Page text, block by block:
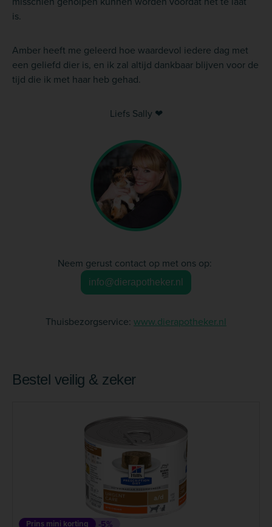
is.
Amber heeft me geleerd hoe waardevol iedere dag met
een geliefd dier is, en ik zal altijd dankbaar blijven voor de
tijd die ik met haar heb gehad.
Liefs Sally ❤
Neem gerust contact op met ons op:
info@dierapotheker.nl
Thuisbezorgservice: www.dierapotheker.nl
Bestel veilig & zeker
Prins mini korting -5%